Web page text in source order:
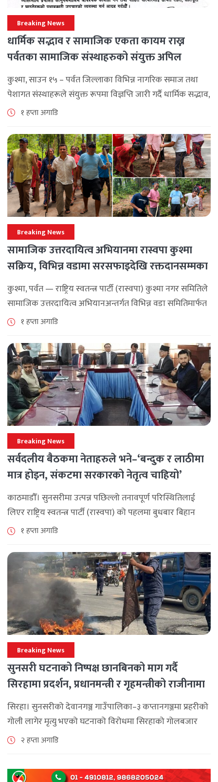
Breaking News
धार्मिक सद्भाव र सामाजिक एकता कायम राख्न
पर्वतका सामाजिक संस्थाहरुको संयुक्त अपिल
कुश्मा, साउन १५ – पर्वत जिल्लाका विभिन्न नागरिक समाज तथा
पेशागत संस्थाहरूले संयुक्त रूपमा विज्ञप्ति जारी गर्दै धार्मिक सद्भाव,
सामाजिक एकता र कानुनी शासन कायम राख्न सबै पक्षलाई संयमता
१ हप्ता अगाडि
Breaking News
सामाजिक उत्तरदायित्व अभियानमा रास्वपा कुश्मा
सक्रिय, विभिन्न वडामा सरसफाइदेखि रक्तदानसम्मका
कार्यक्रम
कुश्मा, पर्वत — राष्ट्रिय स्वतन्त्र पार्टी (रास्वपा) कुश्मा नगर समितिले
सामाजिक उत्तरदायित्व अभियानअन्तर्गत विभिन्न वडा समितिमार्फत
समुदाय केन्द्रित र सेवामूलक कार्यक्रम सञ्चालन गरिरहेको जनाएको
१ हप्ता अगाडि
Breaking News
सर्वदलीय बैठकमा नेताहरुले भने–‘बन्दुक र लाठीमा
मात्र होइन, संकटमा सरकारको नेतृत्व चाहियो’
काठमाडौँ। सुनसरीमा उत्पन्न पछिल्लो तनावपूर्ण परिस्थितिलाई
लिएर राष्ट्रिय स्वतन्त्र पार्टी (रास्वपा) को पहलमा बुधबार बिहान
सिंहदरबारमा सर्वदलीय बैठक जारी छ। रास्वपाका सभापति रवि
१ हप्ता अगाडि
Breaking News
सुनसरी घटनाको निष्पक्ष छानबिनको माग गर्दै
सिरहामा प्रदर्शन, प्रधानमन्त्री र गृहमन्त्रीको राजीनामा
माग
सिरहा। सुनसरीको देवानगञ्ज गाउँपालिका–३ कप्तानगञ्जमा प्रहरीको
गोली लागेर मृत्यु भएको घटनाको विरोधमा सिरहाको गोलबजार
नगरपालिका–८ पुरानो चोक चोहर्वामा स्थानीयले प्रदर्शन गरेका
पश्चिम राजमार्ग अवरुद्ध [...]
२ हप्ता अगाडि